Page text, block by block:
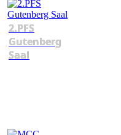
2.PFS
Gutenberg
Saal